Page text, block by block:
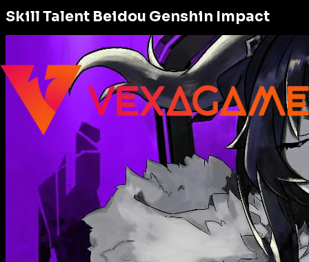
Skill Talent Beidou Genshin Impact